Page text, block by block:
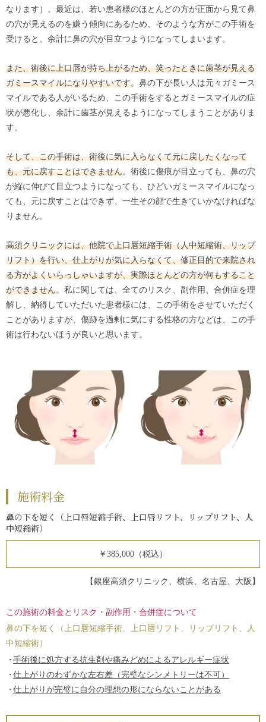
なります）。最近は、若い患者様のほとんどの方が正面から見て鼻
の穴が見えるのを嫌う傾向にあるため、そのような方がこの手術を
受けると、余計に鼻の穴が目立つようになってしまいます。
また、術後に上口唇が持ち上がるため、笑ったときに歯茎が見える
ガミースマイルになりやすいです。鼻の下が長い人は元々ガミース
マイルである人がいるため、この手術をするとガミースマイルの症
状が悪化し、余計に歯茎が見えるようになってしまうことがありま
す。
そして、この手術は、術後に気に入らなくて元に戻したくなって
も、元に戻すことはできません。術後に傷痕が目立っても、鼻の穴
が縦に伸びて目立つようになっても、ひどいガミースマイルになっ
ても、元に戻すことはできず、一生その顔で生きていかなければな
りません。
高須クリニックには、他院で上口唇短縮手術（人中短縮術、リップ
リフト）を行い、仕上がりが気に入らなくて、修正目的で来院され
る方がよくいらっしゃいますが、実際ほとんどの方が何もすること
ができません。私に関しては、全てのリスク、副作用、合併症を理
解し、納得していただいた患者様には、この手術をさせていただく
ことがありますが、傷跡を過剰に気にする性格の方などは、この手
術は行わないほうが良いと思います。
施術料金
鼻の下を短く（上口唇短縮手術、上口唇リフト、リップリフト、人
中短縮術）
￥385,000（税込）
【銀座高須クリニック、横浜、名古屋、大阪】
この施術の料金とリスク・副作用・合併症について
鼻の下を短く（上口唇短縮手術、上口唇リフト、リップリフト、人
中短縮術）
手術後に処方する抗生剤や痛みどめによるアレルギー症状
仕上がりのわずかな左右差（完璧なシンメトリーは不可）
仕上がりが完璧に自分の理想の形にならないことがある